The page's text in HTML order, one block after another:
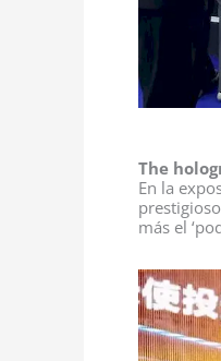
The
En la
más el